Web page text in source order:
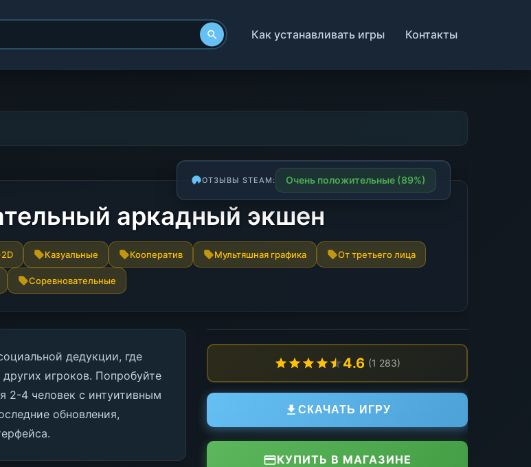
Как устанавливать игры Контакты
аркадный экшен
2D Казуальные Кооператив Мультяшная графика От третьего лица
Соревновательные
ОТЗЫВЫ STEAM: Очень положительные (89%)
дедукции, где
игроков. Попробуйте
2-4 человек с интуитивным
обновления,
4.6 (1 283)
СКАЧАТЬ ИГРУ
КУПИТЬ В МАГАЗИНЕ